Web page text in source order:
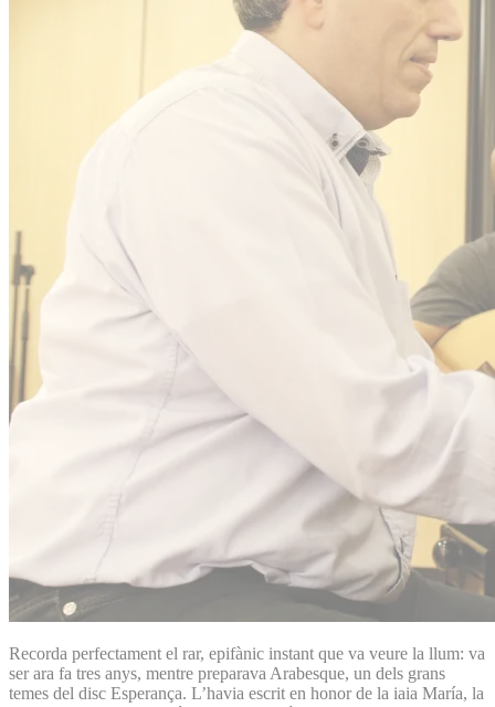
Recorda perfectament el rar, epifànic instant que va veure la llum: va
ser ara fa tres anys, mentre preparava Arabesque, un dels grans
temes del disc Esperança. L’havia escrit en honor de la iaia María, la